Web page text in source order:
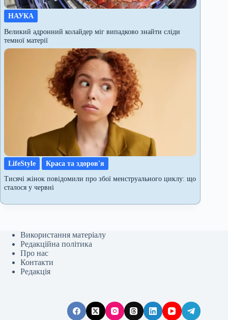
НАУКА
Великий адронний колайдер міг випадково знайти сліди
темної матерії
LifeStyle
Краса та здоров'я
Тисячі жінок повідомили про збої менструального циклу: що
сталося у червні
Використання матеріалу
Редакційна політика
Про нас
Контакти
Редакція